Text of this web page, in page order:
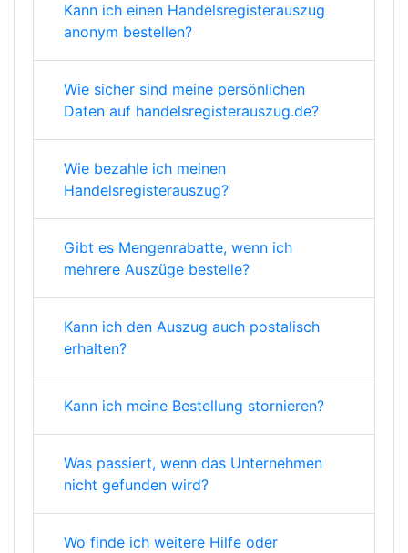
Kann ich einen Handelsregisterauszug
anonym bestellen?
Wie sicher sind meine persönlichen
Daten auf handelsregisterauszug.de?
Wie bezahle ich meinen
Handelsregisterauszug?
Gibt es Mengenrabatte, wenn ich
mehrere Auszüge bestelle?
Kann ich den Auszug auch postalisch
erhalten?
Kann ich meine Bestellung stornieren?
Was passiert, wenn das Unternehmen
nicht gefunden wird?
Wo finde ich weitere Hilfe oder